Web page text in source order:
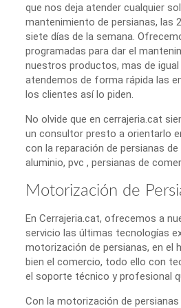
que nos deja atender cualquier
mantenimiento de persianas, las
siete días de la semana.
programadas para dar el
nuestros productos, mas de
atendemos de forma rápida las
los clientes así lo piden.
No olvide que en cerrajeria.cat
un consultor presto a orientarlo
con la reparación de persianas
aluminio, pvc , persianas de
Motorización de
En Cerrajeria.cat, ofrecemos a
servicio las últimas tecnologías
motorización de persianas, en el
bien el comercio, todo ello con
el soporte técnico y profesional
Con la motorización de